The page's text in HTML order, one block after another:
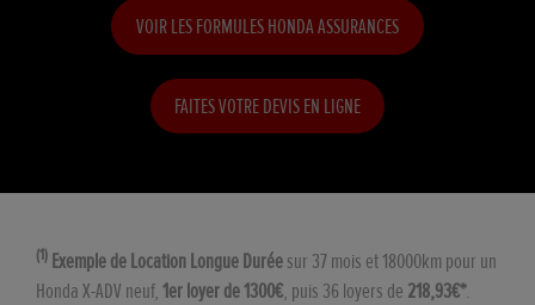
VOIR LES FORMULES HONDA ASSURANCES
FAITES VOTRE DEVIS EN LIGNE
(1) Exemple de Location Longue Duréesur 37 mois et 18000km pour un
Honda X-ADV neuf,1er loyer de 1300€, puis 36 loyers de 218,93€*.